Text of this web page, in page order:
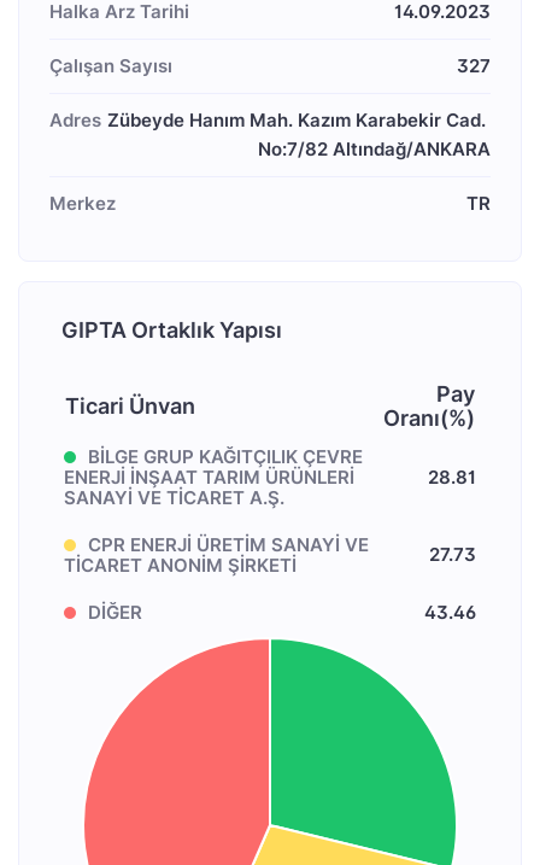
Halka Arz Tarihi 14.09.2023
Çalışan Sayısı 327
Adres Zübeyde Hanım Mah. Kazım Karabekir Cad.
Merkez TR
GIPTA Ortaklık Yapısı
Ticari Ünvan
Pay
Oranı(%)
BİLGE GRUP KAĞITÇILIK ÇEVRE
ENERJİ İNŞAAT TARIM ÜRÜNLERİ
SANAYİ VE TİCARET A.Ş.
28.81
CPR ENERJİ ÜRETİM SANAYİ VE
TİCARET ANONİM ŞİRKETİ
27.73
DİĞER 43.46